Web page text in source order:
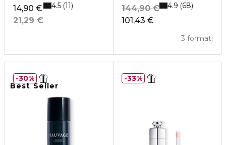
14,90 €
21,29 €
4.5 11
101,43 €
144,90 €
3 formati
4.9 68
Best Seller
30% 33%